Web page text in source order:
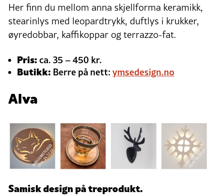
Her finn du mellom anna skjellforma keramikk,
stearinlys med leopardtrykk, duftlys i krukker,
øyredobbar, kaffikoppar og terrazzo-fat.
Pris:ca. 35 – 450 kr.
Butikk: Berre på nett:ymsedesign.no
Alva
Samisk design på treprodukt.